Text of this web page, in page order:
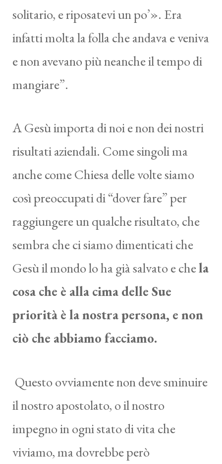
solitario, e riposatevi un po’». Era
infatti molta la folla che andava e veniva
e non avevano più neanche il tempo di
mangiare”.
A Gesù importa di noi e non dei nostri
risultati aziendali. Come singoli ma
anche come Chiesa delle volte siamo
così preoccupati di “dover fare” per
raggiungere un qualche risultato, che
sembra che ci siamo dimenticati che
Gesù il mondo lo ha già salvato e chela
cosa che è alla cima delle Sue
priorità è la nostra persona, e non
ciò che abbiamo facciamo.
Questo ovviamente non deve sminuire
il nostro apostolato, o il nostro
impegno in ogni stato di vita che
viviamo, ma dovrebbe però